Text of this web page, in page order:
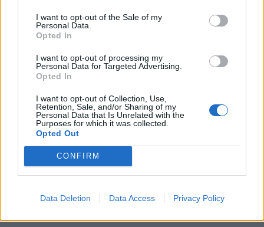
I want to opt-out of the Sale of my
Personal Data.
Opted In
I want to opt-out of processing my
Personal Data for Targeted Advertising.
Opted In
I want to opt-out of Collection, Use,
Retention, Sale, and/or Sharing of my
Personal Data that Is Unrelated with the
Purposes for which it was collected.
Opted Out
CONFIRM
Data Deletion Data Access Privacy Policy